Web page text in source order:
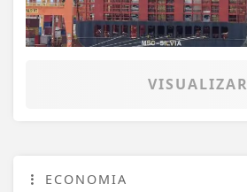
VISUALIZAR
ECONOMIA